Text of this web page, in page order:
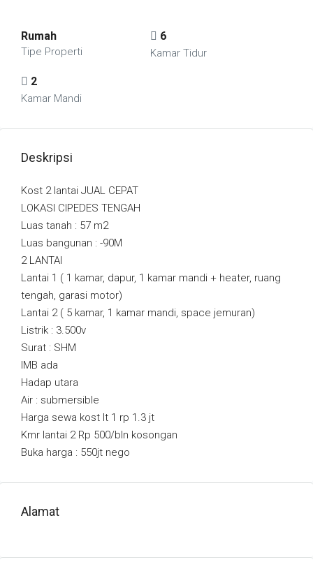
Rumah
Tipe Properti
6
Kamar Tidur
2
Kamar Mandi
Deskripsi
Kost 2 lantai JUAL CEPAT
LOKASI CIPEDES TENGAH
Luas tanah : 57 m2
Luas bangunan : -90M
2 LANTAI
Lantai 1 ( 1 kamar, dapur, 1 kamar mandi + heater, ruang
tengah, garasi motor)
Lantai 2 ( 5 kamar, 1 kamar mandi, space jemuran)
Listrik : 3.500v
Surat : SHM
IMB ada
Hadap utara
Air : submersible
Harga sewa kost lt 1 rp 1.3 jt
Kmr lantai 2 Rp 500/bln kosongan
Buka harga : 550jt nego
Alamat